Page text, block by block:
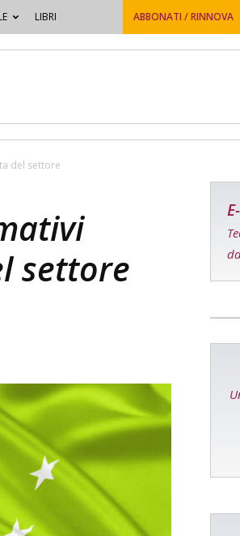
LIBRI ABBONATI / RINNOVA
del settore
settore